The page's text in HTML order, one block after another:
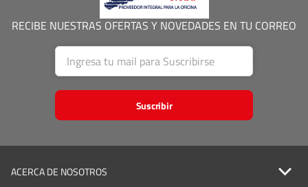
RECIBE NUESTRAS OFERTAS Y NOVEDADES EN TU CORREO
Suscribir
ACERCA DE NOSOTROS